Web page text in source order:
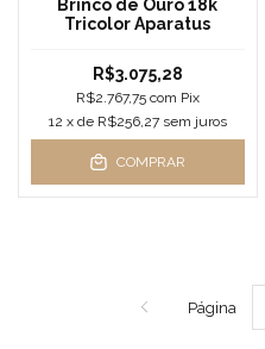
Brinco de Ouro 18k
Tricolor Aparatus
R$3.075,28
R$2.767,75 com Pix
12 x de R$256,27 sem juros
COMPRAR
Página